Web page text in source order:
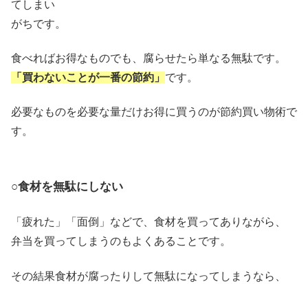
てしまい
がちです。
食べればお得なものでも、腐らせたら単なる無駄です。
「買わないことが一番の節約」 です。
必要なものを必要な量だけお得に買うのが節約買い物術で
す。
○食材を無駄にしない
「疲れた」「面倒」などで、食材を買ってありながら、
弁当を買ってしまうのもよくあることです。
その結果食材が腐ったりして無駄になってしまうなら、